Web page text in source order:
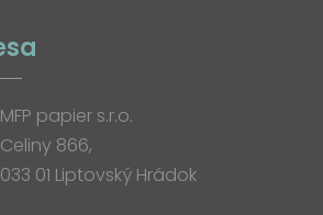
MFP papier s.r.o.
Celiny 866,
033 01 Liptovský Hrádok